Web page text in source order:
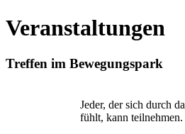
Veranstaltungen
Treffen im Bewegungspark
Jeder, der sich durch
fühlt, kann teilnehmen.